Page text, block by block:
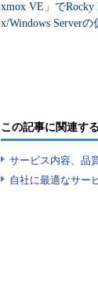
（1）用意され
（2）推定月額
xmox VE」でRocky
x/Windows Serverの
この記事に関連す
サービス内容、品
自社に最適なサー